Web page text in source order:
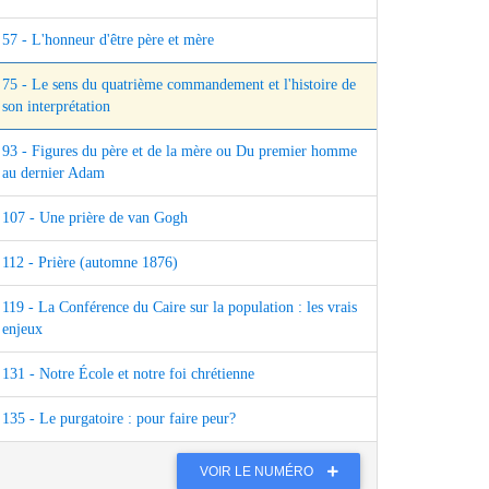
57 - L'honneur d'être père et mère
75 - Le sens du quatrième commandement et l'histoire de
son interprétation
93 - Figures du père et de la mère ou Du premier homme
au dernier Adam
107 - Une prière de van Gogh
112 - Prière (automne 1876)
119 - La Conférence du Caire sur la population : les vrais
enjeux
131 - Notre École et notre foi chrétienne
135 - Le purgatoire : pour faire peur?
VOIR LE NUMÉRO